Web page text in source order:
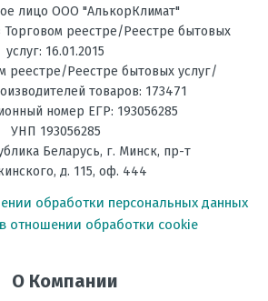
лицо ООО "АлькорКлимат"
Торговом реестре/Реестре бытовых
услуг: 16.01.2015
реестре/Реестре бытовых услуг/
товаров: 173471
номер ЕГР: 193056285
УНП 193056285
Беларусь, г. Минск, пр-т
д. 115, оф. 444
обработки персональных данных
отношении обработки cookie
О Компании